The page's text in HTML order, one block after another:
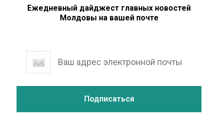
Ежедневный дайджест главных новостей
Молдовы на вашей почте